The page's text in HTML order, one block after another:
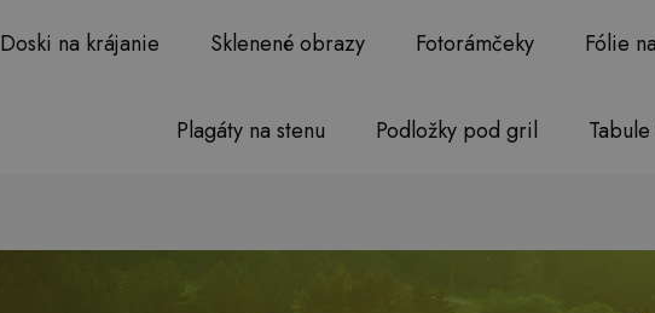
Doski na krájanie Sklenené obrazy Fotorámčeky Fólie
Plagáty na stenu Podložky pod gril